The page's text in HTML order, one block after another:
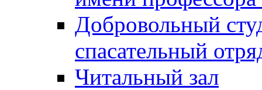
Добровольный
спасательный
Читальный зал